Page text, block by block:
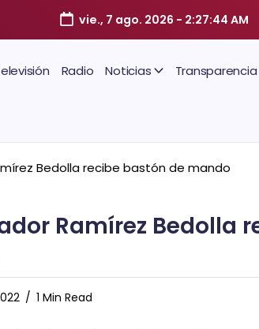
vie., 7 ago. 2026 - 2:27:45 AM
Radio Noticias Transparencia
Ramírez Bedolla
1 Min Read